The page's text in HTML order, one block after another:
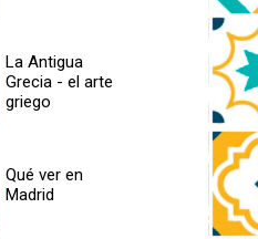
La Antigua
Grecia - el arte
griego
Qué ver en
Madrid